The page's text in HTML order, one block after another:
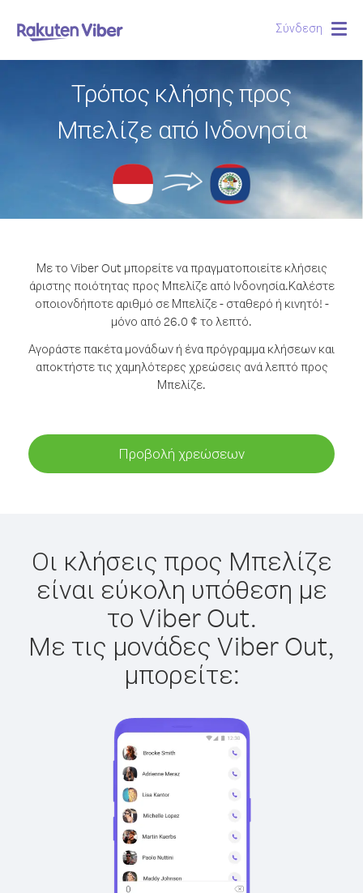
Σύνδεση
Τρόπος κλήσης προς
Μπελίζε από Ινδονησία
Με το Viber Out μπορείτε να πραγματοποιείτε κλήσεις
άριστης ποιότητας προς Μπελίζε από Ινδονησία.Καλέστε
οποιονδήποτε αριθμό σε Μπελίζε - σταθερό ή κινητό! -
μόνο από 26.0 ¢ το λεπτό.
Αγοράστε πακέτα μονάδων ή ένα πρόγραμμα κλήσεων και
αποκτήστε τις χαμηλότερες χρεώσεις ανά λεπτό προς
Μπελίζε.
Προβολή χρεώσεων
Οι κλήσεις προς Μπελίζε
είναι εύκολη υπόθεση με
το Viber Out.
Με τις μονάδες Viber Out,
μπορείτε: